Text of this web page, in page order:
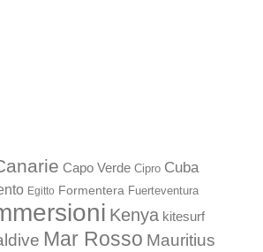
Capo Verde Cipro Cuba
Egitto Formentera Fuerteventura
Kenya kitesurf
Mar Rosso Mauritius